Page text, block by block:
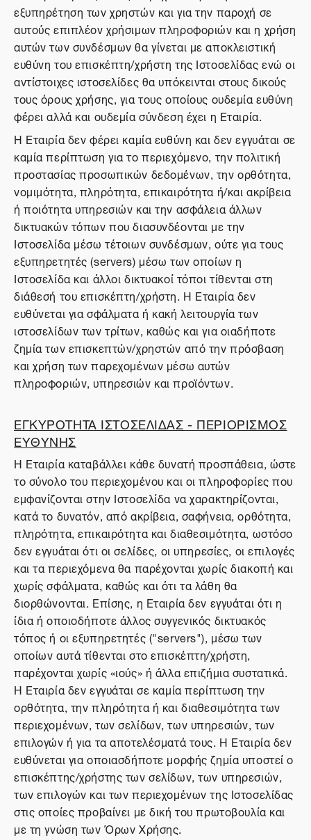
εξυπηρέτηση των χρηστών και για την παροχή σε
αυτούς επιπλέον χρήσιμων πληροφοριών και η χρήση
αυτών των συνδέσμων θα γίνεται με αποκλειστική
ευθύνη του επισκέπτη/χρήστη της Ιστοσελίδας ενώ οι
αντίστοιχες ιστοσελίδες θα υπόκεινται στους δικούς
τους όρους χρήσης, για τους οποίους ουδεμία ευθύνη
φέρει αλλά και ουδεμία σύνδεση έχει η Εταιρία.
Η Εταιρία δεν φέρει καμία ευθύνη και δεν εγγυάται σε
καμία περίπτωση για το περιεχόμενο, την πολιτική
προστασίας προσωπικών δεδομένων, την ορθότητα,
νομιμότητα, πληρότητα, επικαιρότητα ή/και ακρίβεια
ή ποιότητα υπηρεσιών και την ασφάλεια άλλων
δικτυακών τόπων που διασυνδέονται με την
Ιστοσελίδα μέσω τέτοιων συνδέσμων, ούτε για τους
εξυπηρετητές (servers) μέσω των οποίων η
Ιστοσελίδα και άλλοι δικτυακοί τόποι τίθενται στη
διάθεσή του επισκέπτη/χρήστη. Η Εταιρία δεν
ευθύνεται για σφάλματα ή κακή λειτουργία των
ιστοσελίδων των τρίτων, καθώς και για οιαδήποτε
ζημία των επισκεπτών/χρηστών από την πρόσβαση
και χρήση των παρεχομένων μέσω αυτών
πληροφοριών, υπηρεσιών και προϊόντων.
ΕΓΚΥΡΟΤΗΤΑ ΙΣΤΟΣΕΛΙΔΑΣ - ΠΕΡΙΟΡΙΣΜΟΣ
ΕΥΘΥΝΗΣ
Η Εταιρία καταβάλλει κάθε δυνατή προσπάθεια, ώστε
το σύνολο του περιεχομένου και οι πληροφορίες που
εμφανίζονται στην Ιστοσελίδα να χαρακτηρίζονται,
κατά το δυνατόν, από ακρίβεια, σαφήνεια, ορθότητα,
πληρότητα, επικαιρότητα και διαθεσιμότητα, ωστόσο
δεν εγγυάται ότι οι σελίδες, οι υπηρεσίες, οι επιλογές
και τα περιεχόμενα θα παρέχονται χωρίς διακοπή και
χωρίς σφάλματα, καθώς και ότι τα λάθη θα
διορθώνονται. Επίσης, η Εταιρία δεν εγγυάται ότι η
ίδια ή οποιοδήποτε άλλος συγγενικός δικτυακός
τόπος ή οι εξυπηρετητές ("servers"), μέσω των
οποίων αυτά τίθενται στο επισκέπτη/χρήστη,
παρέχονται χωρίς «ιούς» ή άλλα επιζήμια συστατικά.
Η Εταιρία δεν εγγυάται σε καμία περίπτωση την
ορθότητα, την πληρότητα ή και διαθεσιμότητα των
περιεχομένων, των σελίδων, των υπηρεσιών, των
επιλογών ή για τα αποτελέσματά τους. Η Εταιρία δεν
ευθύνεται για οποιασδήποτε μορφής ζημία υποστεί ο
επισκέπτης/χρήστης των σελίδων, των υπηρεσιών,
των επιλογών και των περιεχομένων της Ιστοσελίδας
στις οποίες προβαίνει με δική του πρωτοβουλία και
με τη γνώση των Όρων Χρήσης.